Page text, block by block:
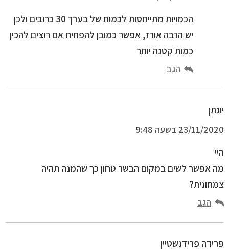
הכמויות מתייחסות לכמות של בערך 30 כרובים ולכן
יש הרבה אורז, אפשר כמובן להפחית אם רוצים להכין
כמות קטנה יותר
הגב
יונתן
23/11/2020 בשעה 9:48
היי
מה אפשר לשים במקום הבשר טחון כך שהמנה תהיה
צמחונית?
הגב
פרידה פרידנשטיין